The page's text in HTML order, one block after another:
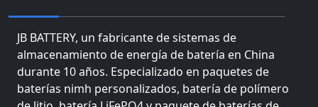
JB BATTERY, un fabricante de sistemas de
almacenamiento de energía de batería en China
durante 10 años. Especializado en paquetes de
baterías nimh personalizados, batería de polímero